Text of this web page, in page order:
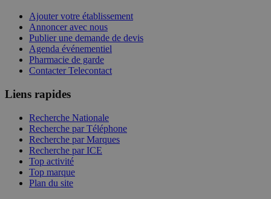
Ajouter votre établissement
Annoncer avec nous
Publier une demande de devis
Agenda événementiel
Pharmacie de garde
Contacter Telecontact
Liens rapides
Recherche Nationale
Recherche par Téléphone
Recherche par Marques
Recherche par ICE
Top activité
Top marque
Plan du site